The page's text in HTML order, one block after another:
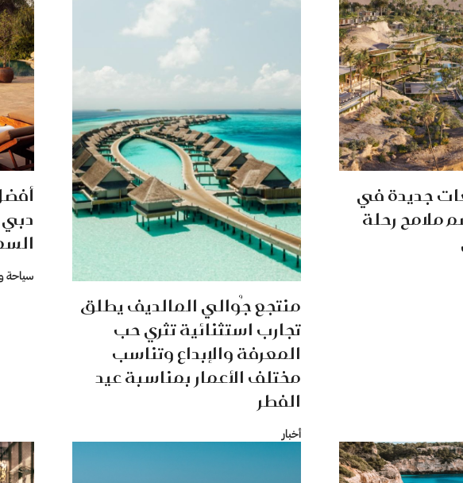
جديدة في
ملامح رحلة
منتجع جُوالي المالديف يطلق
تجارب استثنائية تثري حب
المعرفة والإبداع وتناسب
مختلف الأعمار بمناسبة عيد
الفطر
أخبار
سياحة